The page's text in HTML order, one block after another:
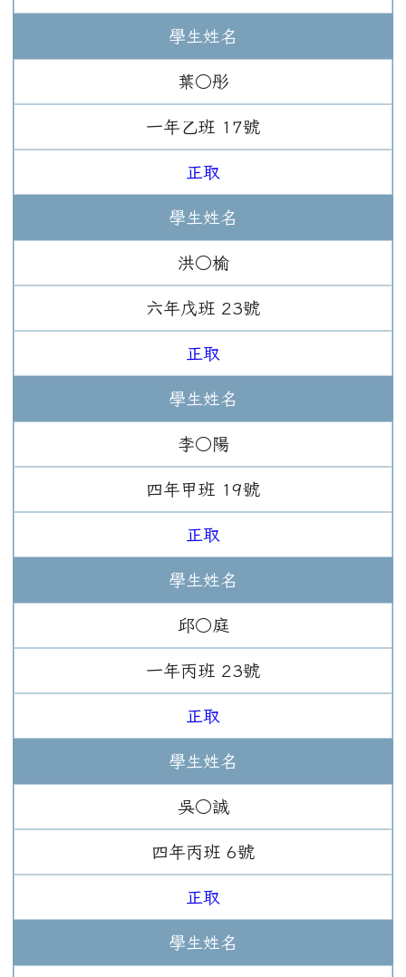
學生姓名
葉○彤
一年 乙班 17號
正取
學生姓名
洪○榆
六年 戊班 23號
正取
學生姓名
李○陽
四年 甲班 19號
正取
學生姓名
邱○庭
一年丙班 23號
正取
學生姓名
吳○誠
四年丙班 6號
正取
學生姓名